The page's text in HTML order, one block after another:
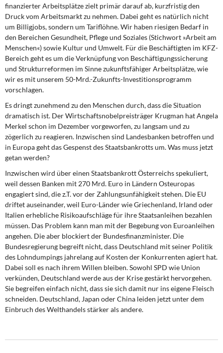
finanzierter Arbeitsplätze zielt primär darauf ab, kurzfristig den
Druck vom Arbeitsmarkt zu nehmen. Dabei geht es natürlich nicht
um Billigjobs, sondern um Tariflöhne. Wir haben riesigen Bedarf in
den Bereichen Gesundheit, Pflege und Soziales (Stichwort »Arbeit am
Menschen«) sowie Kultur und Umwelt. Für die Beschäftigten im KFZ-
Bereich geht es um die Verknüpfung von Beschäftigungssicherung
und Strukturreformen im Sinne zukunftsfähiger Arbeitsplätze, wie
wir es mit unserem 50-Mrd.-Zukunfts-Investitionsprogramm
vorschlagen.
Es dringt zunehmend zu den Menschen durch, dass die Situation
dramatisch ist. Der Wirtschaftsnobelpreisträger Krugman hat Angela
Merkel schon im Dezember vorgeworfen, zu langsam und zu
zögerlich zu reagieren. Inzwischen sind Landesbanken betroffen und
in Europa geht das Gespenst des Staatsbankrotts um. Was muss jetzt
getan werden?
Inzwischen wird über einen Staatsbankrott Österreichs spekuliert,
weil dessen Banken mit 270 Mrd. Euro in Ländern Osteuropas
engagiert sind, die z.T. vor der Zahlungsunfähigkeit stehen. Die EU
driftet auseinander, weil Euro-Länder wie Griechenland, Irland oder
Italien erhebliche Risikoaufschläge für ihre Staatsanleihen bezahlen
müssen. Das Problem kann man mit der Begebung von Euroanleihen
angehen. Die aber blockiert der Bundesfinanzminister. Die
Bundesregierung begreift nicht, dass Deutschland mit seiner Politik
des Lohndumpings jahrelang auf Kosten der Konkurrenten agiert hat.
Dabei soll es nach ihrem Willen bleiben. Sowohl SPD wie Union
verkünden, Deutschland werde aus der Krise gestärkt hervorgehen.
Sie begreifen einfach nicht, dass sie sich damit nur ins eigene Fleisch
schneiden. Deutschland, Japan oder China leiden jetzt unter dem
Einbruch des Welthandels stärker als andere.